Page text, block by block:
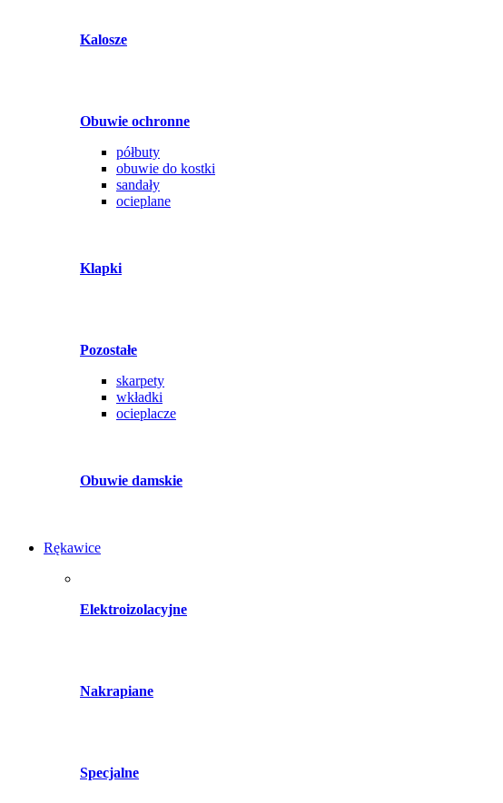
Kalosze
Obuwie ochronne
półbuty
obuwie do kostki
sandały
ocieplane
Klapki
Pozostałe
skarpety
wkładki
ocieplacze
Obuwie damskie
Rękawice
Elektroizolacyjne
Nakrapiane
Specjalne